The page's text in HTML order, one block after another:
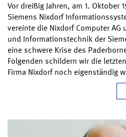
Vor dreißig Jahren, am 1. Oktober
Siemens Nixdorf
vereinte die Nixdorf Computer AG
und Informationstechnik der
eine schwere Krise des
Folgenden schildern wir die
Firma Nixdorf noch eigenständig